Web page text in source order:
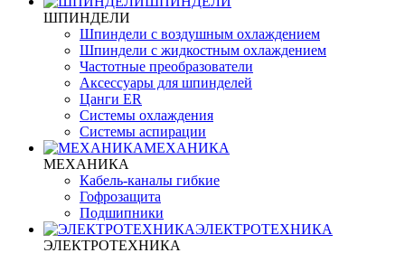
ШПИНДЕЛИ
Шпиндели с воздушным охлаждением
Шпиндели с жидкостным охлаждением
Частотные преобразователи
Аксессуары для шпинделей
Цанги ER
Системы охлаждения
Системы аспирации
МЕХАНИКА
МЕХАНИКА
Кабель-каналы гибкие
Гофрозащита
Подшипники
ЭЛЕКТРОТЕХНИКА
ЭЛЕКТРОТЕХНИКА